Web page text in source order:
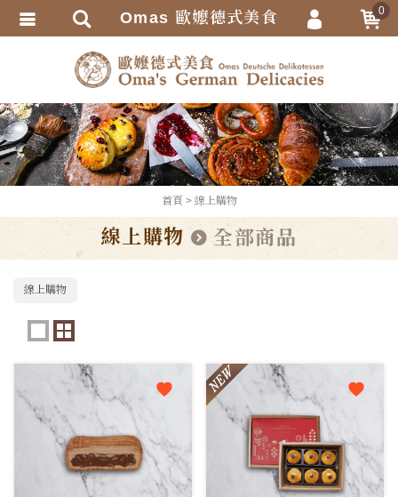
首頁 線上購物
線上購物 全部商品
線上購物
Omas 歐嬤德式美食 0
會員登入
會員註冊
忘記密碼
訂單查詢
追蹤清單TRACK LISTING
匯款通知
繁體中文